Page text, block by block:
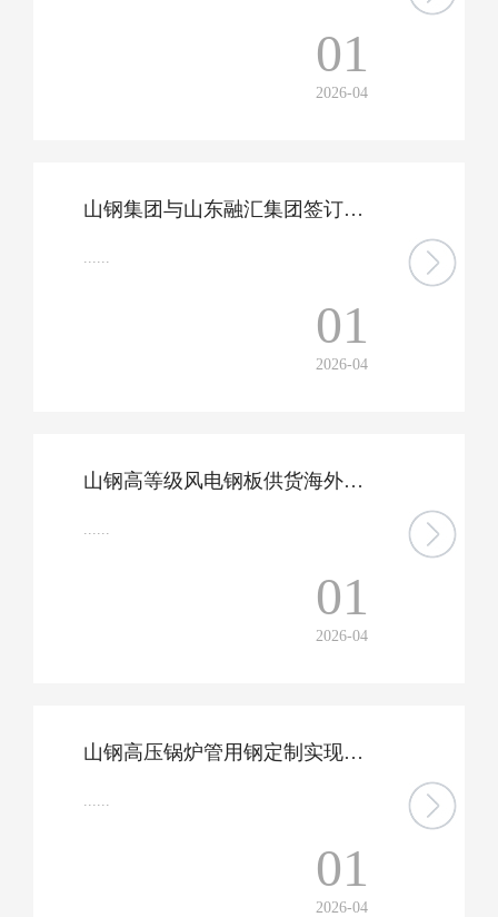
01
2026-04
山钢集团与山东融汇集团签订合作协议
......
01
2026-04
山钢高等级风电钢板供货海外风电项目
......
01
2026-04
山钢高压锅炉管用钢定制实现突破
......
01
2026-04